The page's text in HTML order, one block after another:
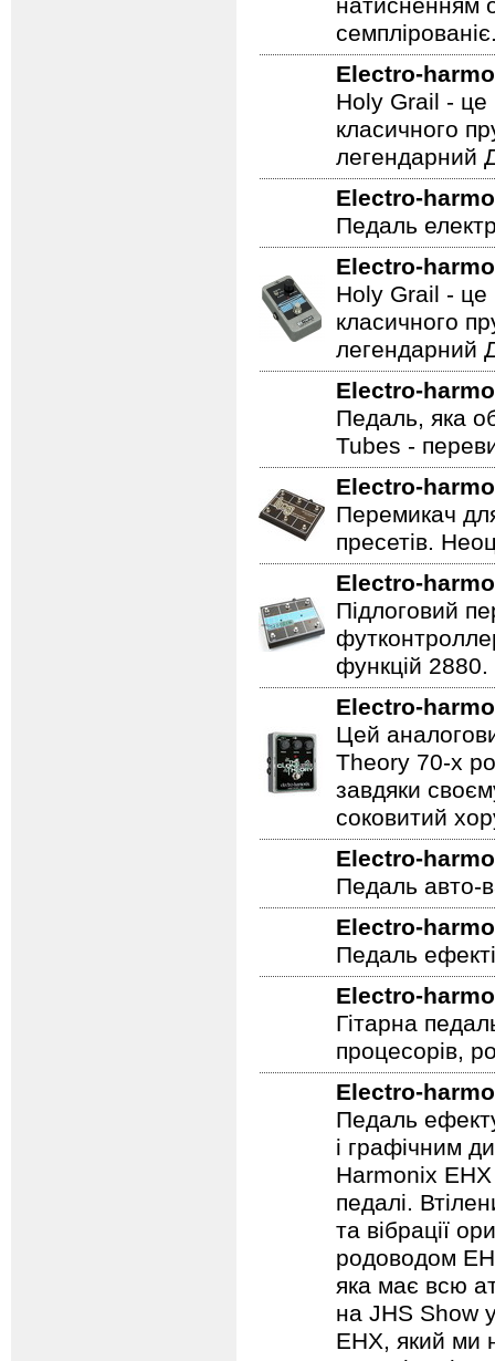
натисненням
Electro-
Holy Grail - це
класичного
легендарний
Electro-
Педаль
Electro-
Holy Grail - це
класичного
легендарний
Electro-
Педаль, яка
Tubes -
Electro-
Перемикач
пресетів.
Electro-
Підлоговий
функцій 2880.
Electro-
Цей
Theory 70-х
завдяки
соковитий
Electro-
Педаль авто-
Electro-
Педаль
Electro-
Гітарна
процесорів,
Electro-
Педаль
і графічним
Harmonix
педалі.
та вібрації
родоводом
яка має всю
на JHS Show
EHX, який ми